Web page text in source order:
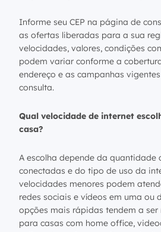
Informe seu CEP na página de
as ofertas liberadas para a sua
velocidades, valores, condições
podem variar conforme a
endereço e as campanhas
consulta.
Qual velocidade de internet
casa?
A escolha depende da quantidade
conectadas e do tipo de uso da
velocidades menores podem
redes sociais e vídeos em uma ou
opções mais rápidas tendem a
para casas com home office,